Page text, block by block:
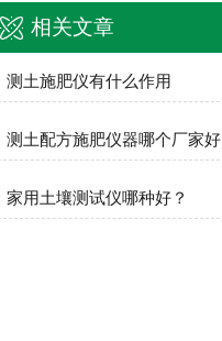
相关文章
测土施肥仪有什么作用
测土配方施肥仪器哪个厂家好
家用土壤测试仪哪种好？